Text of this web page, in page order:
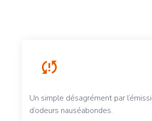
Un simple désagrément par
d’odeurs nauséabondes.